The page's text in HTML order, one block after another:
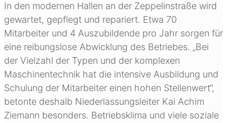
In den modernen Hallen an der Zeppelinstraße wird
gewartet, gepflegt und repariert. Etwa 70
Mitarbeiter und 4 Auszubildende pro Jahr sorgen für
eine reibungslose Abwicklung des Betriebes. „Bei
der Vielzahl der Typen und der komplexen
Maschinentechnik hat die intensive Ausbildung und
Schulung der Mitarbeiter einen hohen Stellenwert“,
betonte deshalb Niederlassungsleiter Kai Achim
Ziemann besonders. Betriebsklima und viele soziale